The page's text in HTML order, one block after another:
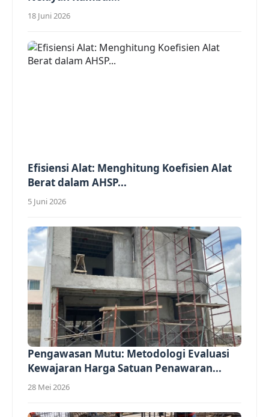
18 Juni 2026
Efisiensi Alat: Menghitung Koefisien Alat
Berat dalam AHSP...
5 Juni 2026
Pengawasan Mutu: Metodologi Evaluasi
Kewajaran Harga Satuan Penawaran...
28 Mei 2026